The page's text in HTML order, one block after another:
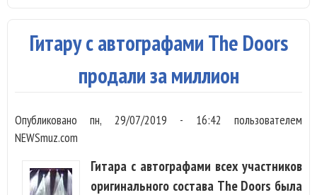
Гитару с автографами The Doors
продали за миллион
Опубликованопн, 29/07/2019 - 16:42 пользователем
NEWSmuz.com
Гитара с автографами всех участников
оригинального состава The Doors была